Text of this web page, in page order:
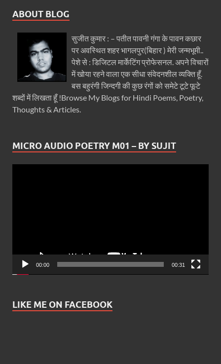
ABOUT BLOG
सुजीत कुमार : – पतीत पावनी गंगा के पावन कछार
पर अवस्थित शहर भागलपुर(बिहार ) मेरी जन्मभूमी..
पेशे से : डिजिटल मार्केटिंग प्रोफेसनल. अपने विचारों
में खोया रहने वाला एक सीधा संवेदनशील व्यक्ति हूँ.
बस बहुरंगी जिन्दगी की कुछ रंगों को समेटे टूटे फूटे
शब्दों में लिखता हूँ !Browse My Blogs for Hindi Poems, Poetry,
Thoughts & Articles.
MICRO AUDIO POETRY M01 – BY SUJIT
00:00 00:31
LIKE ME ON FACEBOOK